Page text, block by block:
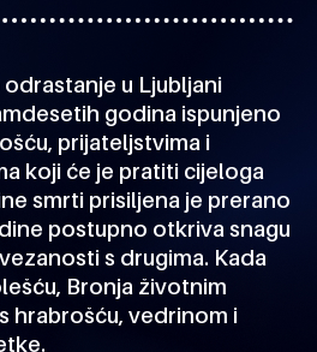
u Ljubljani
godina ispunjeno
prijateljstvima i
koji će je pratiti cijeloga
smrti prisiljena je prerano
postupno otkriva snagu
s drugima. Kada
Bronja životnim
hrabrošću, vedrinom i